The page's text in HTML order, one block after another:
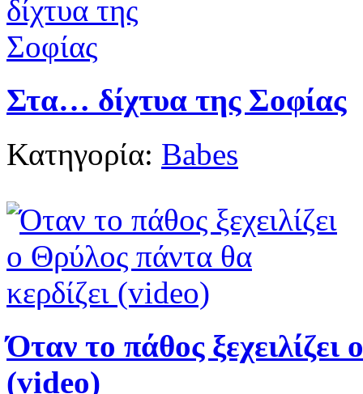
Στα… δίχτυα της Σοφίας
Κατηγορία: Babes
Όταν το πάθος
(video)